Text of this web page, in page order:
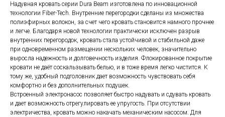
Надувная кровать серии Dura Beam изготовлена по инновационной
технологии Fiber-Tech. Внутренние перегородки сделаны из множества
полиэфирных волокон, за счет чего кровать становится намного прочнее
и легче. Благодаря новой технологии практически исключен разрыв
внутренних перегородок, кровать стала устойчивой и стабильной даже
при одновременном размещении нескольких человек, значительно
выросла надежность и долговечность изделия. Флокированное покрытие
кровати не даёт соскальзывать белью, и в тоже время легко чистится. К
тому же, удобный подголовник дает возможность чувствовать себя
комфортно и без дополнительных подушек.
Встроенный электронасос позволяет быстро надувать и сдувать кровать
и дает возможность отрегулировать ее упругость. При отсутствии
электричества, кровать можно накачать механическим насосом. Для